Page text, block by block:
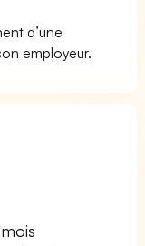
d’une
employeur.